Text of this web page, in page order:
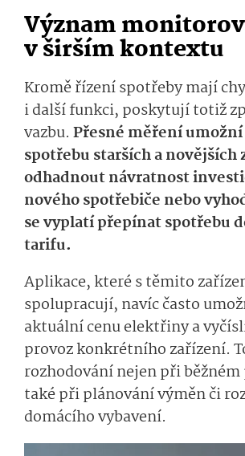
Význam
v širším kontextu
Kromě řízení spotřeby mají
i další funkci, poskytují totiž
vazbu. Přesné měření
spotřebu starších a novějších
odhadnout návratnost
nového spotřebiče nebo
se vyplatí přepínat spotřebu
tarifu.
Aplikace, které s těmito
spolupracují, navíc často
aktuální cenu elektřiny a
provoz konkrétního zařízení.
rozhodování nejen při
také při plánování výměn či
domácího vybavení.